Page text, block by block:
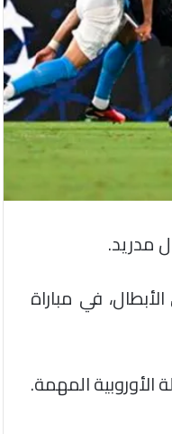
مدريد.
على نابولي في دوري الأبطال، في مباراة
المهمة.